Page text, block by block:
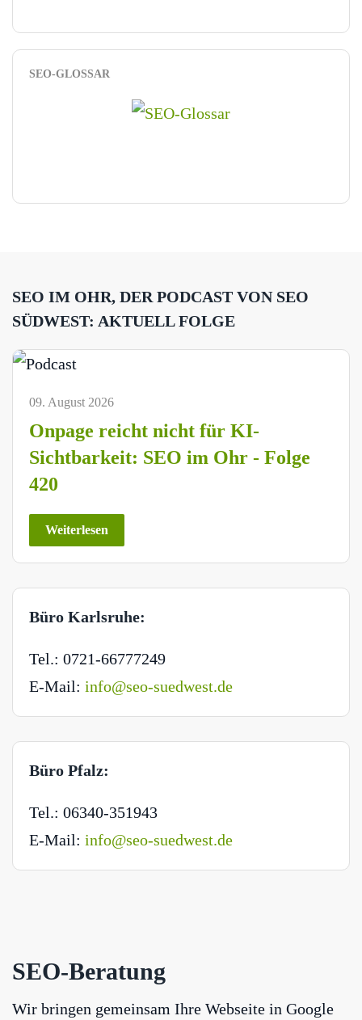
SEO-GLOSSAR
SEO IM OHR, DER PODCAST VON SEO
SÜDWEST: AKTUELL FOLGE
09. August 2026
Onpage reicht nicht für KI-
Sichtbarkeit: SEO im Ohr - Folge
420
Weiterlesen
Büro Karlsruhe:
Tel.: 0721-66777249
E-Mail: info@seo-suedwest.de
Büro Pfalz:
Tel.: 06340-351943
E-Mail: info@seo-suedwest.de
SEO-Beratung
Wir bringen gemeinsam Ihre Webseite in Google